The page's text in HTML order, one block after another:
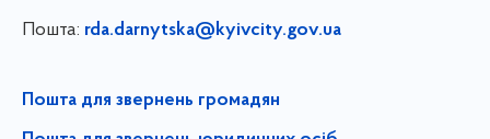
Пошта: rda.darnytska@kyivcity.gov.ua
Пошта для звернень громадян